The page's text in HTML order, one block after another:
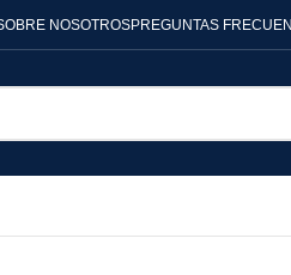
NOSOTROSPREGUNTAS